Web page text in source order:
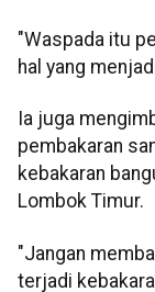
"Waspada itu
hal yang
Ia juga
pembakaran
kebakaran
Lombok Timur.
"Jangan
terjadi